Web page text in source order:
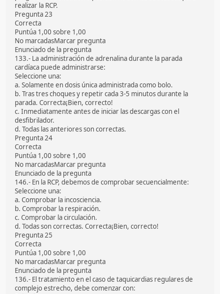
realizar la RCP.
Pregunta 23
Correcta
Puntúa 1,00 sobre 1,00
No marcadasMarcar pregunta
Enunciado de la pregunta
133.- La administración de adrenalina durante la parada
cardíaca puede administrarse:
Seleccione una:
a. Solamente en dosis única administrada como bolo.
b. Tras tres choques y repetir cada 3-5 minutos durante la
parada. Correcta¡Bien, correcto!
c. Inmediatamente antes de iniciar las descargas con el
desfibrilador.
d. Todas las anteriores son correctas.
Pregunta 24
Correcta
Puntúa 1,00 sobre 1,00
No marcadasMarcar pregunta
Enunciado de la pregunta
146.- En la RCP, debemos de comprobar secuencialmente:
Seleccione una:
a. Comprobar la incosciencia.
b. Comprobar la respiración.
c. Comprobar la circulación.
d. Todas son correctas. Correcta¡Bien, correcto!
Pregunta 25
Correcta
Puntúa 1,00 sobre 1,00
No marcadasMarcar pregunta
Enunciado de la pregunta
136.- El tratamiento en el caso de taquicardias regulares de
complejo estrecho, debe comenzar con: